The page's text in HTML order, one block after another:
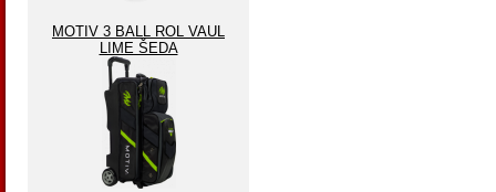
MOTIV 3 BALL ROL VAUL
LIME ŠEDA